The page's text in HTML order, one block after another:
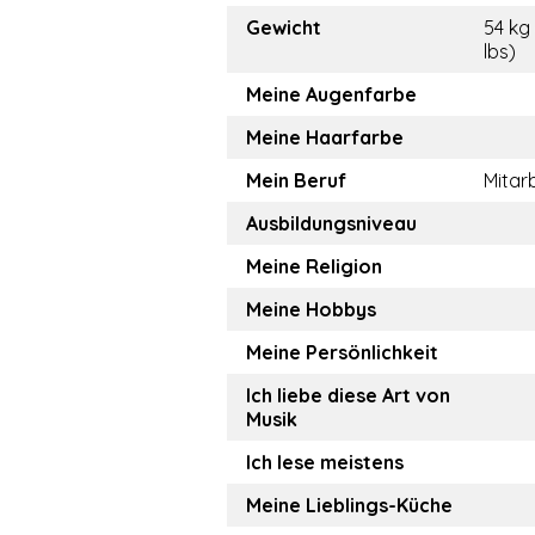
Gewicht
54 kg
lbs)
Meine Augenfarbe
Meine Haarfarbe
Mein Beruf
Ausbildungsniveau
Meine Religion
Meine Hobbys
Meine Persönlichkeit
Ich liebe diese Art von
Musik
Ich lese meistens
Meine Lieblings-Küche